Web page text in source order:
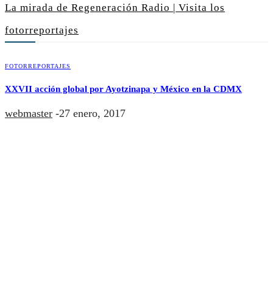
La mirada de Regeneración Radio | Visita los
fotorreportajes
FOTORREPORTAJES
XXVII acción global por Ayotzinapa y México en la CDMX
webmaster -27 enero, 2017